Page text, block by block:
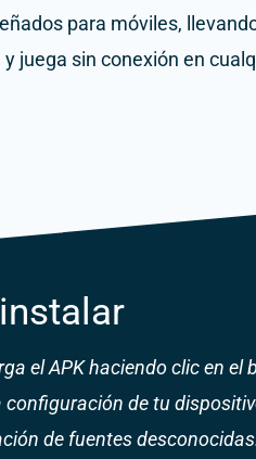
para móviles,
juega sin conexión en
el APK haciendo clic en el
configuración de tu
de fuentes